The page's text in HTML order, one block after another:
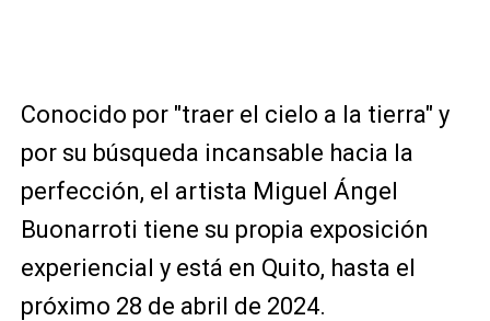
Conocido por "traer el cielo a la tierra" y
por su búsqueda incansable hacia la
perfección, el artista Miguel Ángel
Buonarroti tiene su propia exposición
experiencial y está en Quito, hasta el
próximo 28 de abril de 2024.